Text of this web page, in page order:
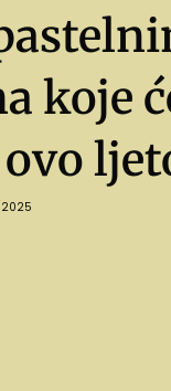
koje